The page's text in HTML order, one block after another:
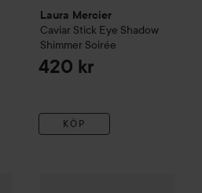
Laura Mercier
Caviar Stick Eye Shadow
Shimmer Soirée
420 kr
KÖP